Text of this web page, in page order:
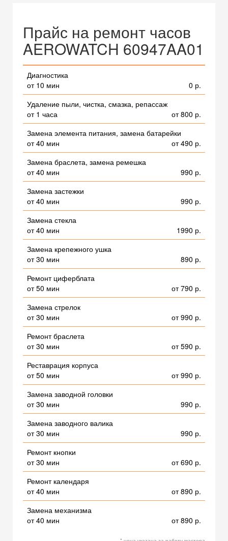
Прайс на ремонт часов
AEROWATCH 60947AA01
Диагностика
от 10 мин
0 р.
Удаление пыли, чистка, смазка, репассаж
от 1 часа
от 800 р.
Замена элемента питания, замена батарейки
от 40 мин
от 490 р.
Замена браслета, замена ремешка
от 40 мин
990 р.
Замена застежки
от 40 мин
990 р.
Замена стекла
от 40 мин
1990 р.
Замена крепежного ушка
от 30 мин
890 р.
Ремонт циферблата
от 50 мин
от 790 р.
Замена стрелок
от 30 мин
от 990 р.
Ремонт браслета
от 30 мин
от 590 р.
Реставрация корпуса
от 50 мин
от 990 р.
Замена заводной головки
от 30 мин
990 р.
Замена заводного валика
от 30 мин
990 р.
Ремонт кнопки
от 30 мин
от 690 р.
Ремонт календаря
от 40 мин
от 890 р.
Замена механизма
от 40 мин
от 890 р.